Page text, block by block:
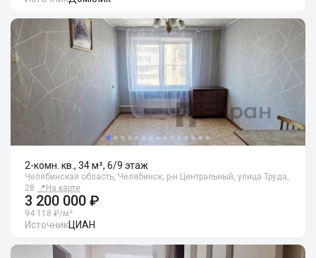
2-комн. кв., 34 м², 6/9 этаж
Челябинская область, Челябинск, р-н Центральный, улица Труда,
28 📍 На карте
3 200 000 ₽
94 118 ₽/м²
ИсточникЦИАН